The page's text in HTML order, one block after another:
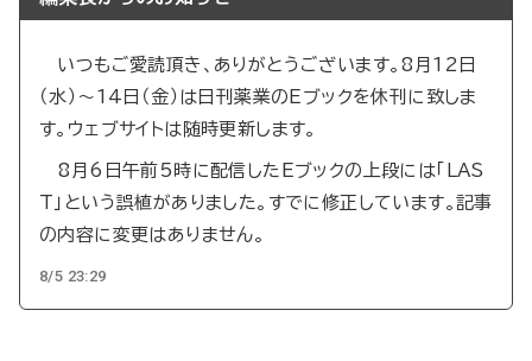
いつもご愛読頂き、ありがとうございます。8月12日
（水）～14日（金）は日刊薬業のEブックを休刊に致しま
す。ウェブサイトは随時更新します。
8月6日午前5時に配信したEブックの上段には「LAS
T」という誤植がありました。すでに修正しています。記事
の内容に変更はありません。
8/5 23:29